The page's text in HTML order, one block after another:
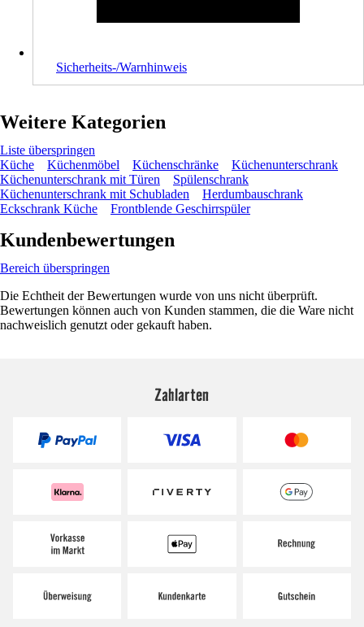
Sicherheits-/Warnhinweis
Weitere Kategorien
Liste überspringen
Küche
Küchenmöbel Küchenschränke
Küchenunterschrank
Küchenunterschrank mit Türen
Spülenschrank
Küchenunterschrank mit Schubladen
Herdumbauschrank
Eckschrank Küche
Frontblende Geschirrspüler
Kundenbewertungen
Bereich überspringen
Die Echtheit der Bewertungen wurde von uns nicht überprüft.
Bewertungen können auch von Kunden stammen, die die Ware nicht
nachweislich genutzt oder gekauft haben.
Zahlarten